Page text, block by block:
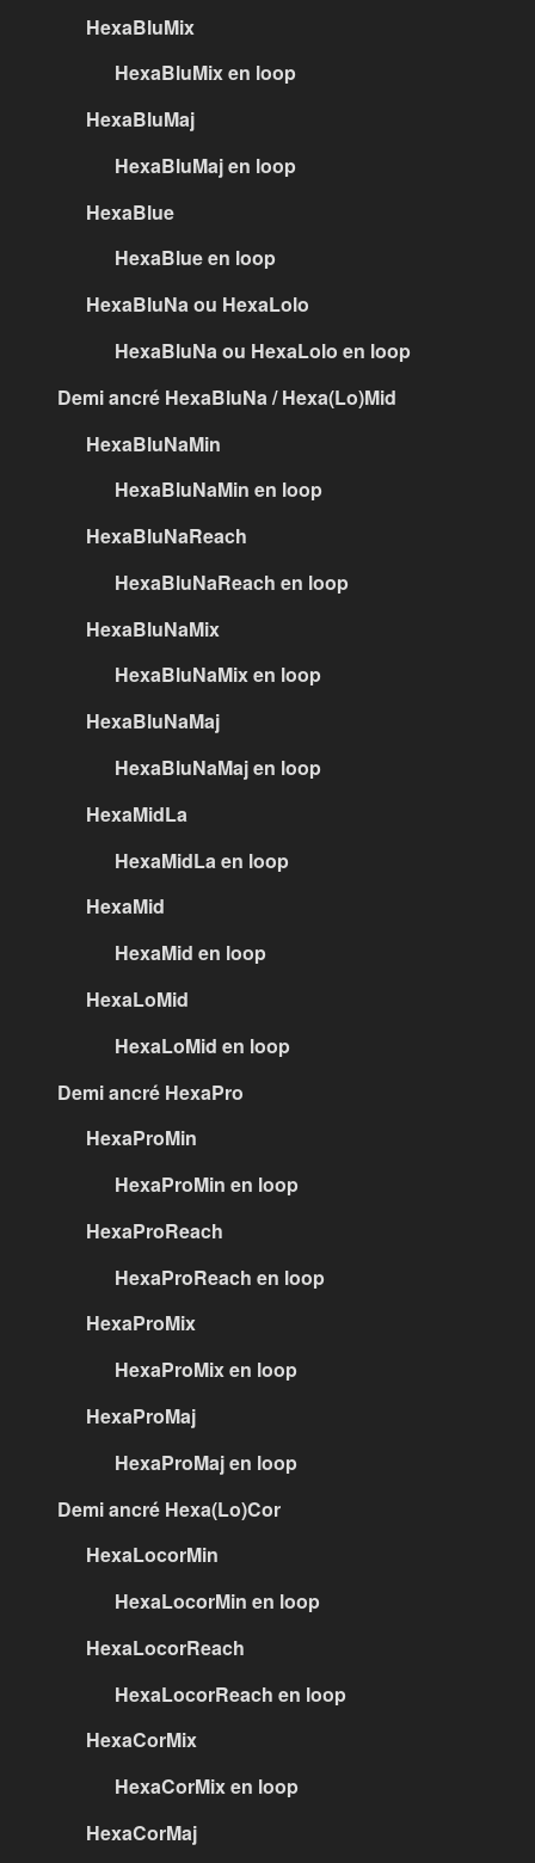
HexaBluMix
HexaBluMix en loop
HexaBluMaj
HexaBluMaj en loop
HexaBlue
HexaBlue en loop
HexaBluNa ou HexaLolo
HexaBluNa ou HexaLolo en loop
Demi ancré HexaBluNa / Hexa(Lo)Mid
HexaBluNaMin
HexaBluNaMin en loop
HexaBluNaReach
HexaBluNaReach en loop
HexaBluNaMix
HexaBluNaMix en loop
HexaBluNaMaj
HexaBluNaMaj en loop
HexaMidLa
HexaMidLa en loop
HexaMid
HexaMid en loop
HexaLoMid
HexaLoMid en loop
Demi ancré HexaPro
HexaProMin
HexaProMin en loop
HexaProReach
HexaProReach en loop
HexaProMix
HexaProMix en loop
HexaProMaj
HexaProMaj en loop
Demi ancré Hexa(Lo)Cor
HexaLocorMin
HexaLocorMin en loop
HexaLocorReach
HexaLocorReach en loop
HexaCorMix
HexaCorMix en loop
HexaCorMaj